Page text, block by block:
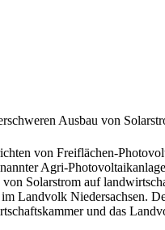
Ausbau von
von Freiflächen-
Agri-
Solarstrom auf
Landvolk Niedersachsen.
und das